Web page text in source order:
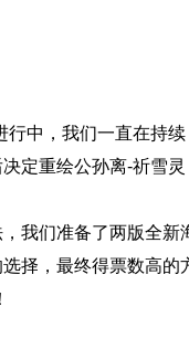
行中，我们一直在持续
定重绘公孙离-祈雪灵
我们准备了两版全新
择，最终得票数高的